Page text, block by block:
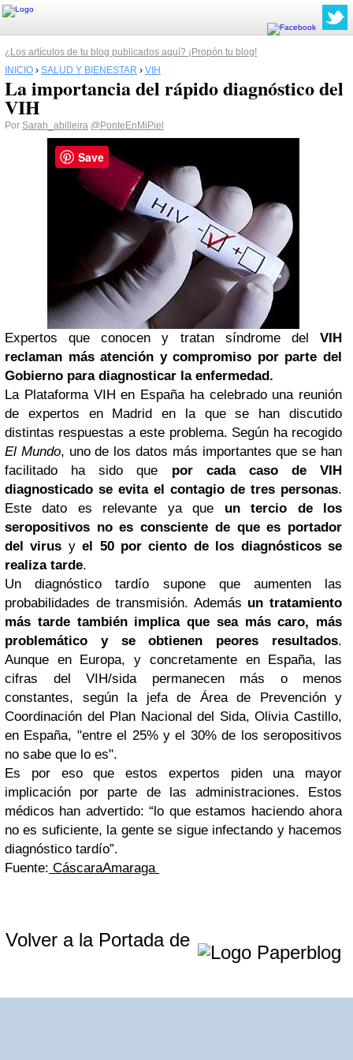
¿Los artículos de tu blog publicados aquí? ¡Propón tu blog!
INICIO › SALUD Y BIENESTAR › VIH
La importancia del rápido diagnóstico del
VIH
Por Sarah_abilleira @PonteEnMiPiel
Expertos que conocen y tratan síndrome del VIH
reclaman más atención y compromiso por parte del
Gobierno para diagnosticar la enfermedad.
La Plataforma VIH en España ha celebrado una reunión
de expertos en Madrid en la que se han discutido
distintas respuestas a este problema. Según ha recogido
El Mundo, uno de los datos más importantes que se han
facilitado ha sido que por cada caso de VIH
diagnosticado se evita el contagio de tres personas.
Este dato es relevante ya que un tercio de los
seropositivos no es consciente de que es portador
del virus yel 50 por ciento de los diagnósticos se
realiza tarde.
Un diagnóstico tardío supone que aumenten las
probabilidades de transmisión. Además un tratamiento
más tarde también implica que sea más caro, más
problemático y se obtienen peores resultados.
Aunque en Europa, y concretamente en España, las
cifras del VIH/sida permanecen más o menos
constantes, según la jefa de Área de Prevención y
Coordinación del Plan Nacional del Sida, Olivia Castillo,
en España, "entre el 25% y el 30% de los seropositivos
no sabe que lo es".
Es por eso que estos expertos piden una mayor
implicación por parte de las administraciones. Estos
médicos han advertido: “lo que estamos haciendo ahora
no es suficiente, la gente se sigue infectando y hacemos
diagnóstico tardío”.
Fuente: CáscaraAmaraga
Volver a la Portada de
Save